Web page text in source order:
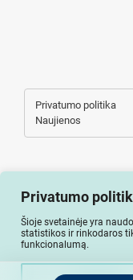
Privatumo
Šioje svetainėje yra
statistikos ir rinkodaros
funkcionalumą.
Privatumo politika
Naujienos
Visos